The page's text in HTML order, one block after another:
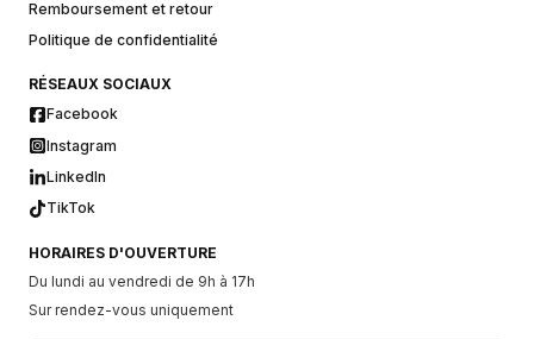
Remboursement et retour
Politique de confidentialité
RÉSEAUX SOCIAUX
Facebook
Instagram
LinkedIn
TikTok
HORAIRES D'OUVERTURE
Du lundi au vendredi de 9h à 17h
Sur rendez-vous uniquement